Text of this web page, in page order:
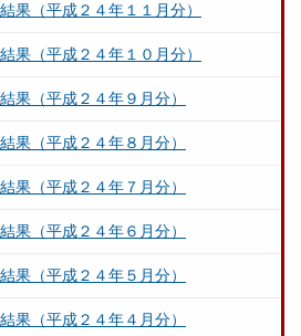
果（平成２４年１１月分）
果（平成２４年１０月分）
果（平成２４年９月分）
果（平成２４年８月分）
果（平成２４年７月分）
果（平成２４年６月分）
果（平成２４年５月分）
果（平成２４年４月分）